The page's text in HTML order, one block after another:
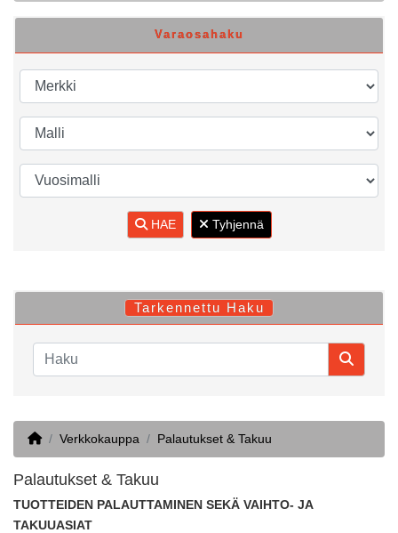
Varaosahaku
HAE Tyhjennä
Tarkennettu Haku
HomeVerkkokauppa Palautukset & Takuu
Palautukset & Takuu
TUOTTEIDEN PALAUTTAMINEN SEKÄ VAIHTO- JA
TAKUUASIAT